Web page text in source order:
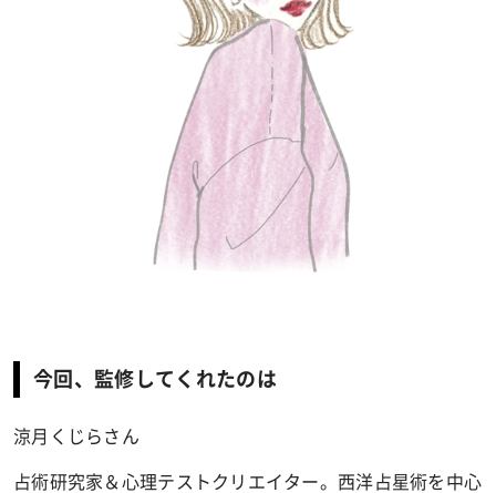
今回、監修してくれたのは
涼月くじらさん
占術研究家＆心理テストクリエイター。西洋占星術を中心